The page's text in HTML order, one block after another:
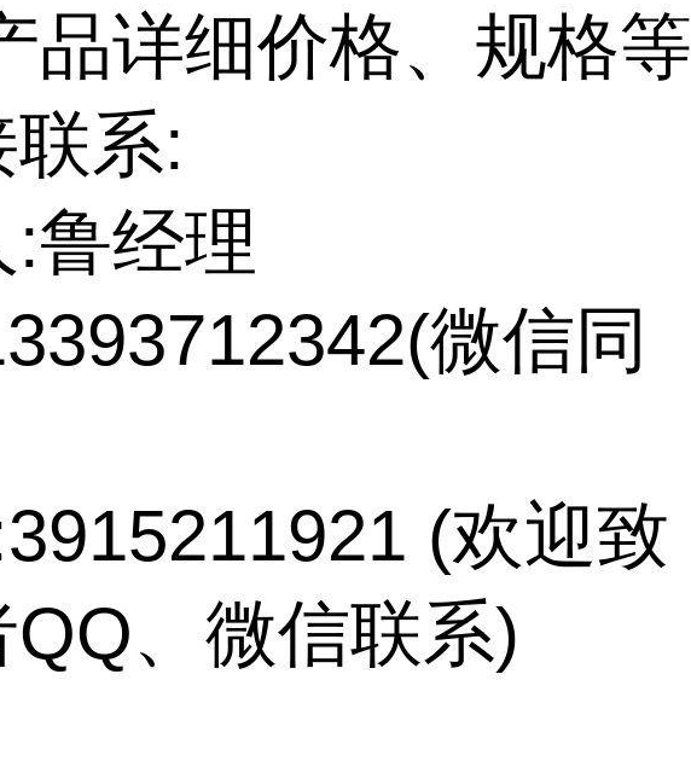
品详细价格、规格等
系:
鲁经理
微信同
(欢迎致
QQ、微信联系)